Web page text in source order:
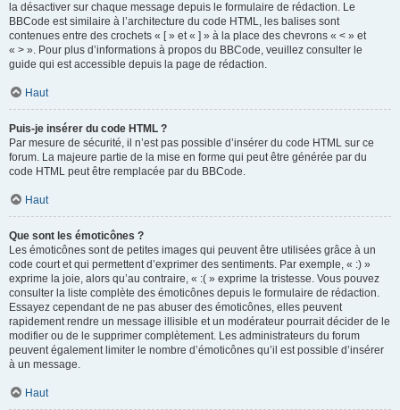
la désactiver sur chaque message depuis le formulaire de rédaction. Le
BBCode est similaire à l’architecture du code HTML, les balises sont
contenues entre des crochets « [ » et « ] » à la place des chevrons « < » et
« > ». Pour plus d’informations à propos du BBCode, veuillez consulter le
guide qui est accessible depuis la page de rédaction.
Haut
Puis-je insérer du code HTML ?
Par mesure de sécurité, il n’est pas possible d’insérer du code HTML sur ce
forum. La majeure partie de la mise en forme qui peut être générée par du
code HTML peut être remplacée par du BBCode.
Haut
Que sont les émoticônes ?
Les émoticônes sont de petites images qui peuvent être utilisées grâce à un
code court et qui permettent d’exprimer des sentiments. Par exemple, « :) »
exprime la joie, alors qu’au contraire, « :( » exprime la tristesse. Vous pouvez
consulter la liste complète des émoticônes depuis le formulaire de rédaction.
Essayez cependant de ne pas abuser des émoticônes, elles peuvent
rapidement rendre un message illisible et un modérateur pourrait décider de le
modifier ou de le supprimer complètement. Les administrateurs du forum
peuvent également limiter le nombre d’émoticônes qu’il est possible d’insérer
à un message.
Haut